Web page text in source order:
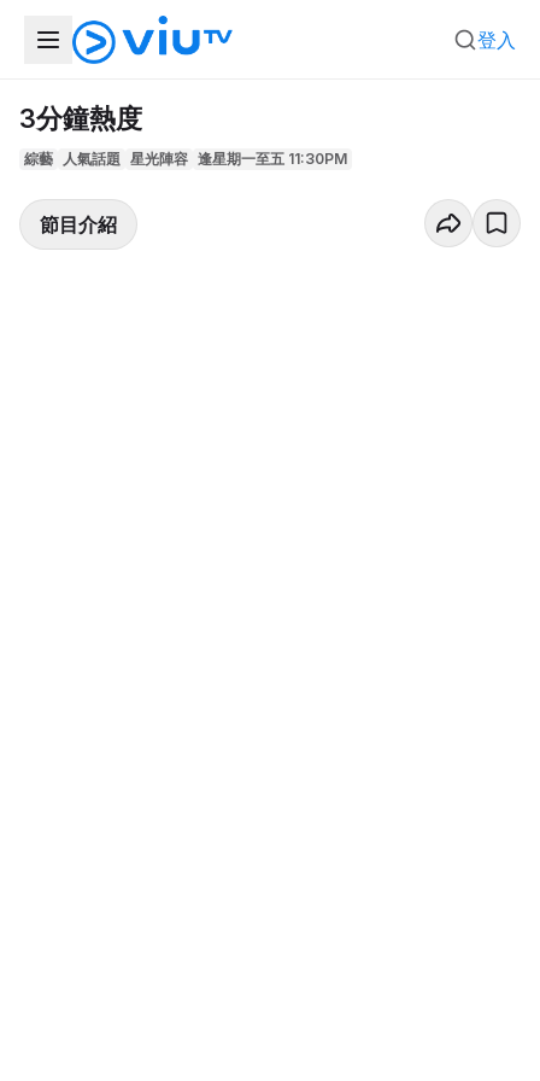
登入
3分鐘熱度
綜藝 人氣話題 星光陣容 逢星期一至五 11:30PM
節目介紹